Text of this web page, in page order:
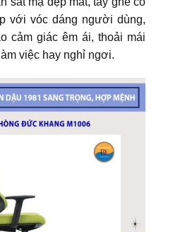
với vóc dáng người dùng,
cảm giác êm ái, thoải mái
việc hay nghỉ ngơi.